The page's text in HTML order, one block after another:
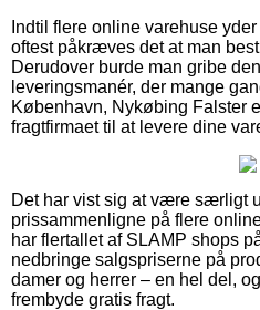
Indtil flere online varehuse
oftest påkræves det at man
Derudover burde man gribe
leveringsmanér, der mange
København, Nykøbing Falster
fragtfirmaet til at levere dine
Det har vist sig at være særligt
prissammenligne på flere
har flertallet af SLAMP shops
nedbringe salgspriserne på
damer og herrer – en hel del,
frembyde gratis fragt.